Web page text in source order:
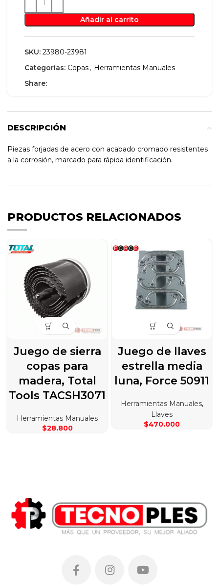
Añadir al carrito
SKU: 23980-23981
Categorías: Copas, Herramientas Manuales
Share:
DESCRIPCIÓN
Piezas forjadas de acero con acabado cromado resistentes
a la corrosión, marcado para rápida identificación.
PRODUCTOS RELACIONADOS
Juego de sierra
copas para
madera, Total
Tools TACSH3071
Herramientas Manuales
$28.800
Juego de llaves
estrella media
luna, Force 50911
Herramientas Manuales,
Llaves
$470.000